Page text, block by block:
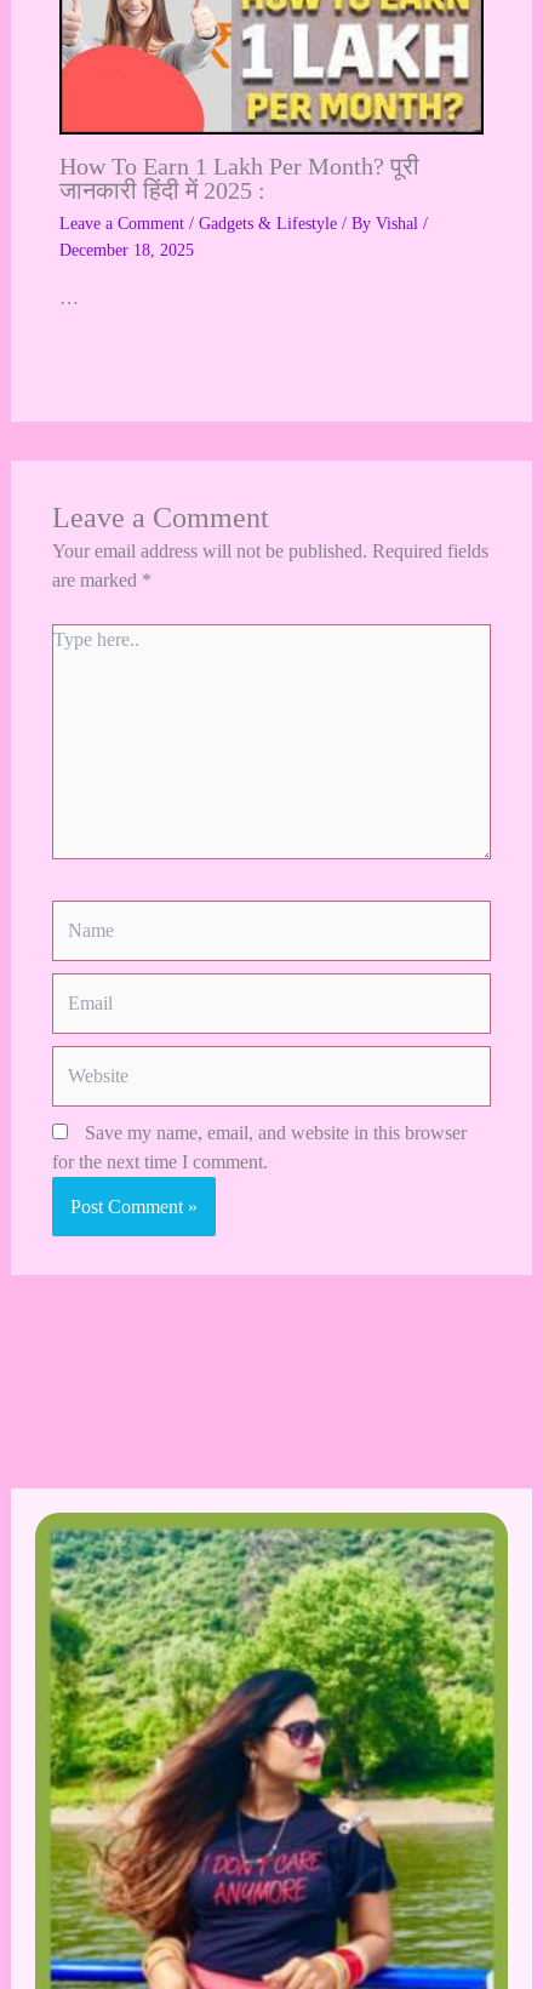
How To Earn 1 Lakh Per Month? पूरी
जानकारी हिंदी में 2025 :
Leave a Comment / Gadgets & Lifestyle/ By Vishal /
December 18, 2025
…
Leave a Comment
Your email address will not be published. Required fields
are marked *
Type
Save my name, email, and website in this browser
for the next time I comment.